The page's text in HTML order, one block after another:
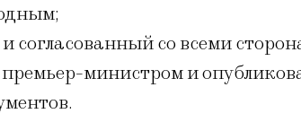
согласованный со всеми
министром и